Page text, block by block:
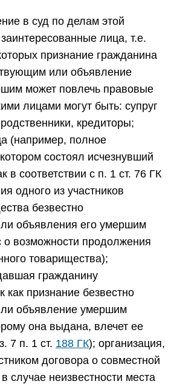
в суд по делам этой
лица, т.е.
признание гражданина
или объявление
может повлечь правовые
лицами могут быть: супруг
кредиторы;
(например, полное
состоял исчезнувший
в соответствии с п. 1 ст. 76 ГК
одного из участников
безвестно
объявления его умершим
о возможности продолжения
товарищества);
гражданину
как признание безвестно
объявление умершим
она выдана, влечет ее
7 п. 1 ст. 188 ГК); организация,
договора о совместной
случае неизвестности места